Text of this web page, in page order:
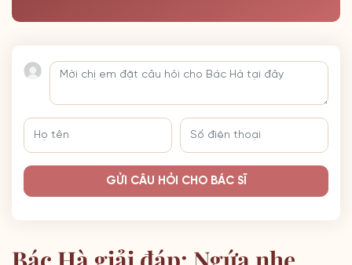
GỬI CÂU HỎI CHO BÁC SĨ